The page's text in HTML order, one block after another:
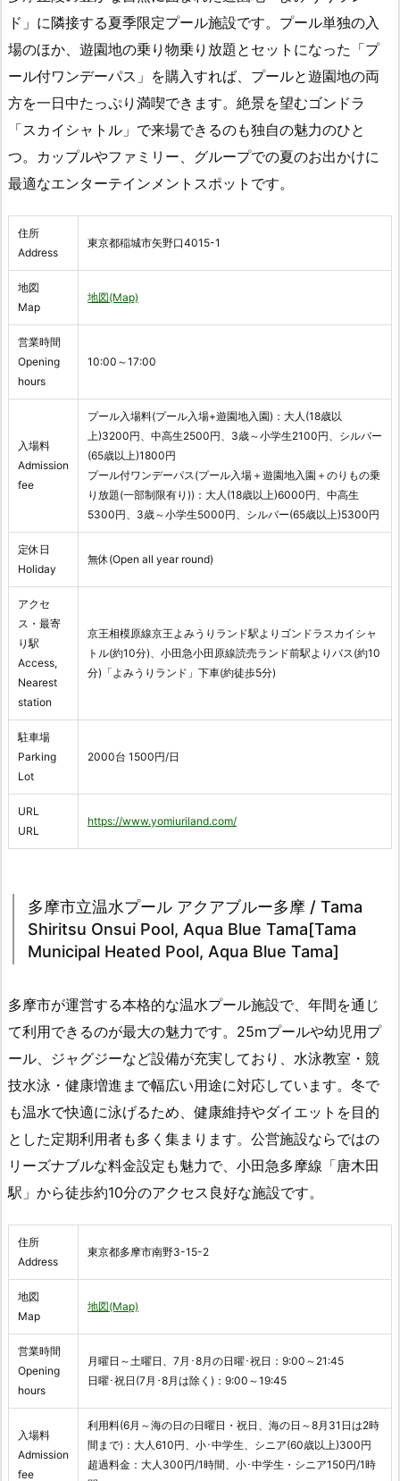
ド」に隣接する夏季限定プール施設です。プール単独の入
場のほか、遊園地の乗り物乗り放題とセットになった「プ
ール付ワンデーパス」を購入すれば、プールと遊園地の両
方を一日中たっぷり満喫できます。絶景を望むゴンドラ
「スカイシャトル」で来場できるのも独自の魅力のひと
つ。カップルやファミリー、グループでの夏のお出かけに
最適なエンターテインメントスポットです。
住所
Address
東京都稲城市矢野口4015-1
地図
Map
地図(Map)
営業時間
Opening
hours
10:00～17:00
入場料
Admission
fee
プール入場料(プール入場+遊園地入園)：大人(18歳以
上)3200円、中高生2500円、3歳～小学生2100円、シルバー
(65歳以上)1800円
プール付ワンデーパス(プール入場＋遊園地入園＋のりもの乗
り放題(一部制限有り))：大人(18歳以上)6000円、中高生
5300円、3歳～小学生5000円、シルバー(65歳以上)5300円
定休日
Holiday
無休(Open all year round)
アクセ
ス・最寄
り駅
Access,
Nearest
station
京王相模原線京王よみうりランド駅よりゴンドラスカイシャ
トル(約10分)、小田急小田原線読売ランド前駅よりバス(約10
分)「よみうりランド」下車(約徒歩5分)
駐車場
Parking
Lot
2000台 1500円/日
URL
URL
https://www.yomiuriland.com/
多摩市立温水プール アクアブルー多摩 / Tama
Shiritsu Onsui Pool, Aqua Blue Tama[Tama
Municipal Heated Pool, Aqua Blue Tama]
多摩市が運営する本格的な温水プール施設で、年間を通じ
て利用できるのが最大の魅力です。25mプールや幼児用プ
ール、ジャグジーなど設備が充実しており、水泳教室・競
技水泳・健康増進まで幅広い用途に対応しています。冬で
も温水で快適に泳げるため、健康維持やダイエットを目的
とした定期利用者も多く集まります。公営施設ならではの
リーズナブルな料金設定も魅力で、小田急多摩線「唐木田
駅」から徒歩約10分のアクセス良好な施設です。
住所
Address
東京都多摩市南野3-15-2
地図
Map
地図(Map)
営業時間
Opening
hours
月曜日～土曜日、7月･8月の日曜･祝日：9:00～21:45
日曜･祝日(7月･8月は除く)：9:00～19:45
入場料
Admission
fee
利用料(6月～海の日の日曜日・祝日、海の日～8月31日は2時
間まで)：大人610円、小･中学生、シニア(60歳以上)300円
超過料金：大人300円/1時間、小･中学生・シニア150円/1時